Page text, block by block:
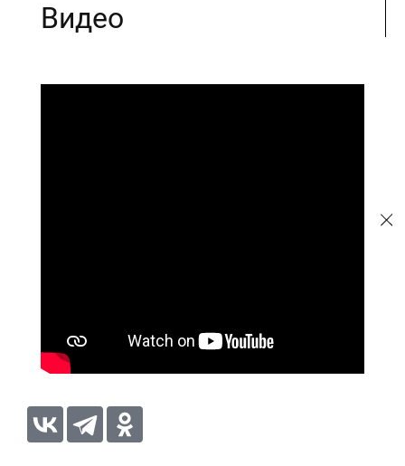
Видео